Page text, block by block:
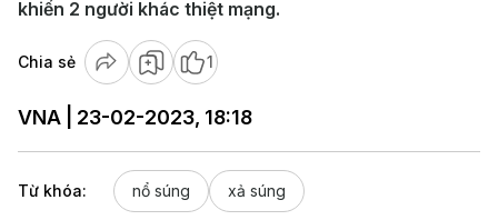
khiến 2 người khác thiệt mạng.
Chia sẻ 1
VNA | 23-02-2023, 18:18
Từ khóa: nổ súng xả súng